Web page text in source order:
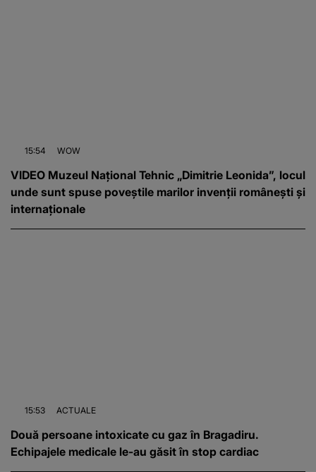
15:54 WOW
VIDEO Muzeul Național Tehnic „Dimitrie Leonida”, locul
unde sunt spuse poveștile marilor invenții românești și
internaționale
15:53 ACTUALE
Două persoane intoxicate cu gaz în Bragadiru.
Echipajele medicale le-au găsit în stop cardiac